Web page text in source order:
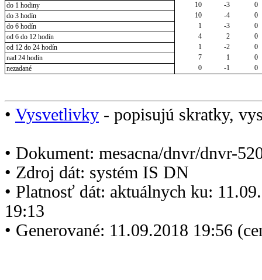
do 1 hodiny
10 -3
0
do 3 hodín
10 -4
0
do 6 hodín
1 -3
0
od 6 do 12 hodín
4 2
0
od 12 do 24 hodín
1 -2
0
nad 24 hodín
7 1
0
nezadané
0 -1 0
• Vysvetlivky - popisujú skratky,
• Dokument: mesacna/dnvr/dnvr-
• Zdroj dát: systém IS DN
• Platnosť dát: aktuálnych ku:
19:13
• Generované: 11.09.2018 19:56